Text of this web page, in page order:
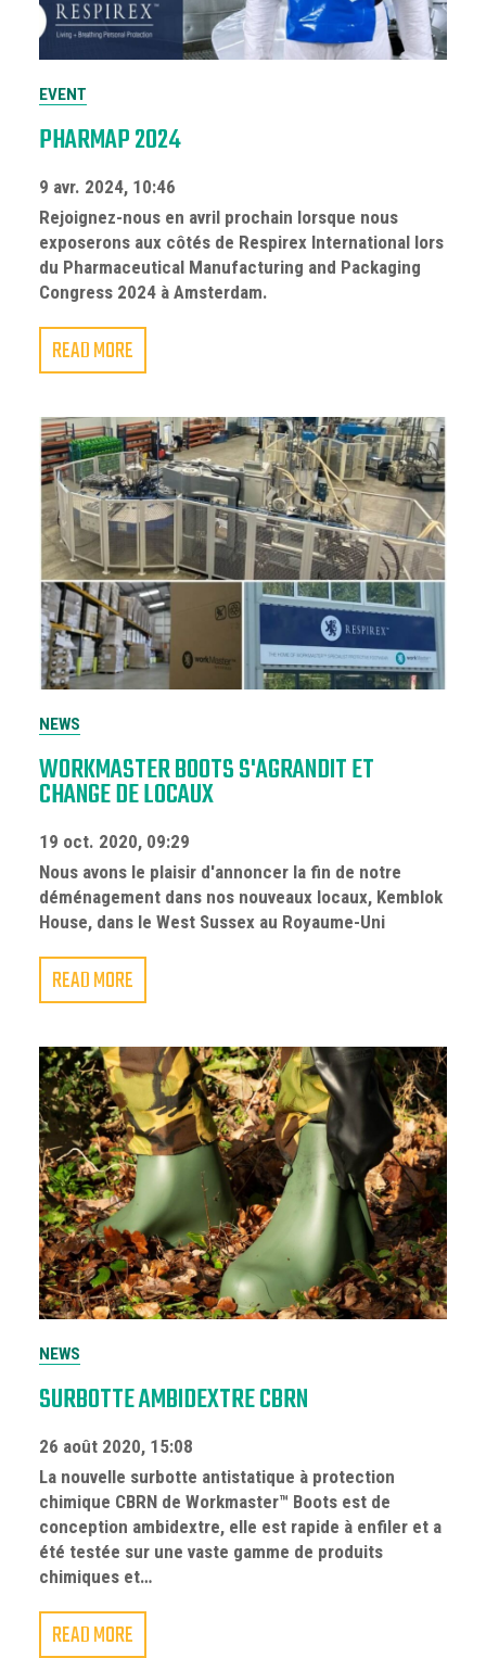
EVENT
PHARMAP 2024
9 avr. 2024, 10:46
Rejoignez-nous en avril prochain lorsque nous
exposerons aux côtés de Respirex International lors
du Pharmaceutical Manufacturing and Packaging
Congress 2024 à Amsterdam.
READ MORE
NEWS
WORKMASTER BOOTS S'AGRANDIT ET
CHANGE DE LOCAUX
19 oct. 2020, 09:29
Nous avons le plaisir d'annoncer la fin de notre
déménagement dans nos nouveaux locaux, Kemblok
House, dans le West Sussex au Royaume-Uni
READ MORE
NEWS
SURBOTTE AMBIDEXTRE CBRN
26 août 2020, 15:08
La nouvelle surbotte antistatique à protection
chimique CBRN de Workmaster™ Boots est de
conception ambidextre, elle est rapide à enfiler et a
été testée sur une vaste gamme de produits
chimiques et…
READ MORE